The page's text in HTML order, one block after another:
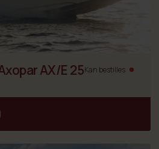
AX/E 25Kan bestilles